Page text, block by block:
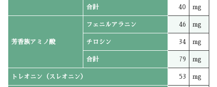
合計 40 mg
芳香族アミノ酸
フェニルアラニン 46 mg
チロシン 34 mg
合計 79 mg
トレオニン（スレオニン） 53 mg